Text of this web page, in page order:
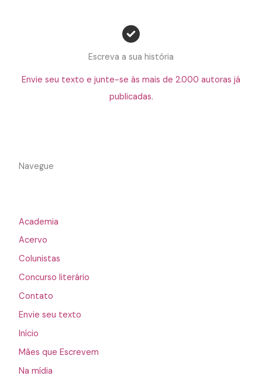
Escreva a sua história
Envie seu texto e junte-se às mais de 2.000 autoras já
publicadas.
Navegue
Academia
Acervo
Colunistas
Concurso literário
Contato
Envie seu texto
Início
Mães que Escrevem
Na mídia